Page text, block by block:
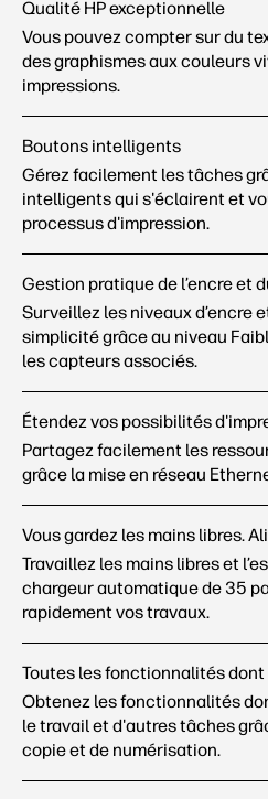
Qualité HP exceptionnelle
Vous pouvez compter sur du
des graphismes aux couleurs
impressions.
Boutons intelligents
Gérez facilement les tâches
intelligents qui s'éclairent et
processus d'impression.
Gestion pratique de l’encre et
Surveillez les niveaux d’encre
simplicité grâce au niveau
les capteurs associés.
Étendez vos possibilités
Partagez facilement les
grâce la mise en réseau
Vous gardez les mains libres.
Travaillez les mains libres et
chargeur automatique de 35
rapidement vos travaux.
Toutes les fonctionnalités dont
Obtenez les fonctionnalités
le travail et d'autres tâches
copie et de numérisation.